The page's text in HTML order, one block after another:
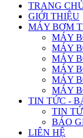
TRANG
GIỚI THIỆU
MÁY BƠM
MÁY
MÁY
MÁY
MÁY
MÁY
MÁY
TIN TỨC -
TIN
BÁO
LIÊN HỆ